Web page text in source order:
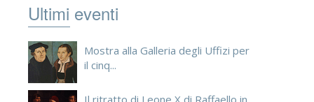
Ultimi eventi
Mostra alla Galleria degli Uffizi per
il cinq...